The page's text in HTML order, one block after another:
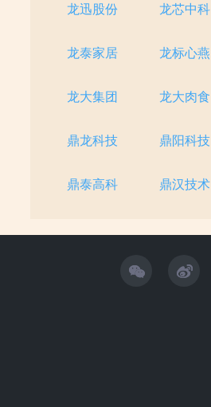
龙迅股份 龙芯中科
龙泰家居 龙标心燕
龙大集团 龙大肉食
鼎龙科技 鼎阳科技
鼎泰高科 鼎汉技术